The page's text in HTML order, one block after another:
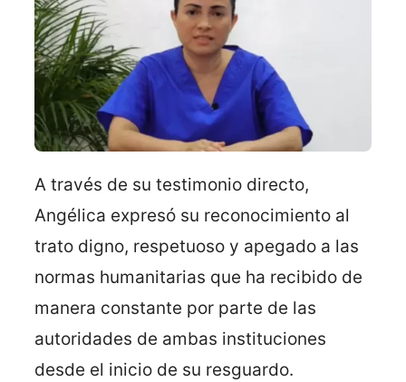
A través de su testimonio directo,
Angélica expresó su reconocimiento al
trato digno, respetuoso y apegado a las
normas humanitarias que ha recibido de
manera constante por parte de las
autoridades de ambas instituciones
desde el inicio de su resguardo.